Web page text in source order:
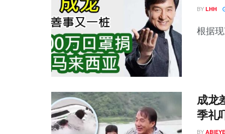
BY LHH
根据
成龙
季礼
BY